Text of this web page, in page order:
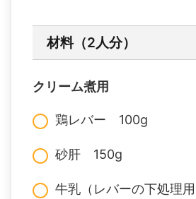
材料（2人分）
クリーム煮用
鶏レバー 100g
砂肝 150g
牛乳（レバーの下処理